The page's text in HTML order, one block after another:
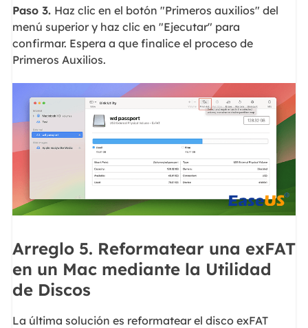
Paso 3. Haz clic en el botón "Primeros auxilios" del
menú superior y haz clic en "Ejecutar" para
confirmar. Espera a que finalice el proceso de
Primeros Auxilios.
Arreglo 5. Reformatear una exFAT
en un Mac mediante la Utilidad
de Discos
La última solución es reformatear el disco exFAT